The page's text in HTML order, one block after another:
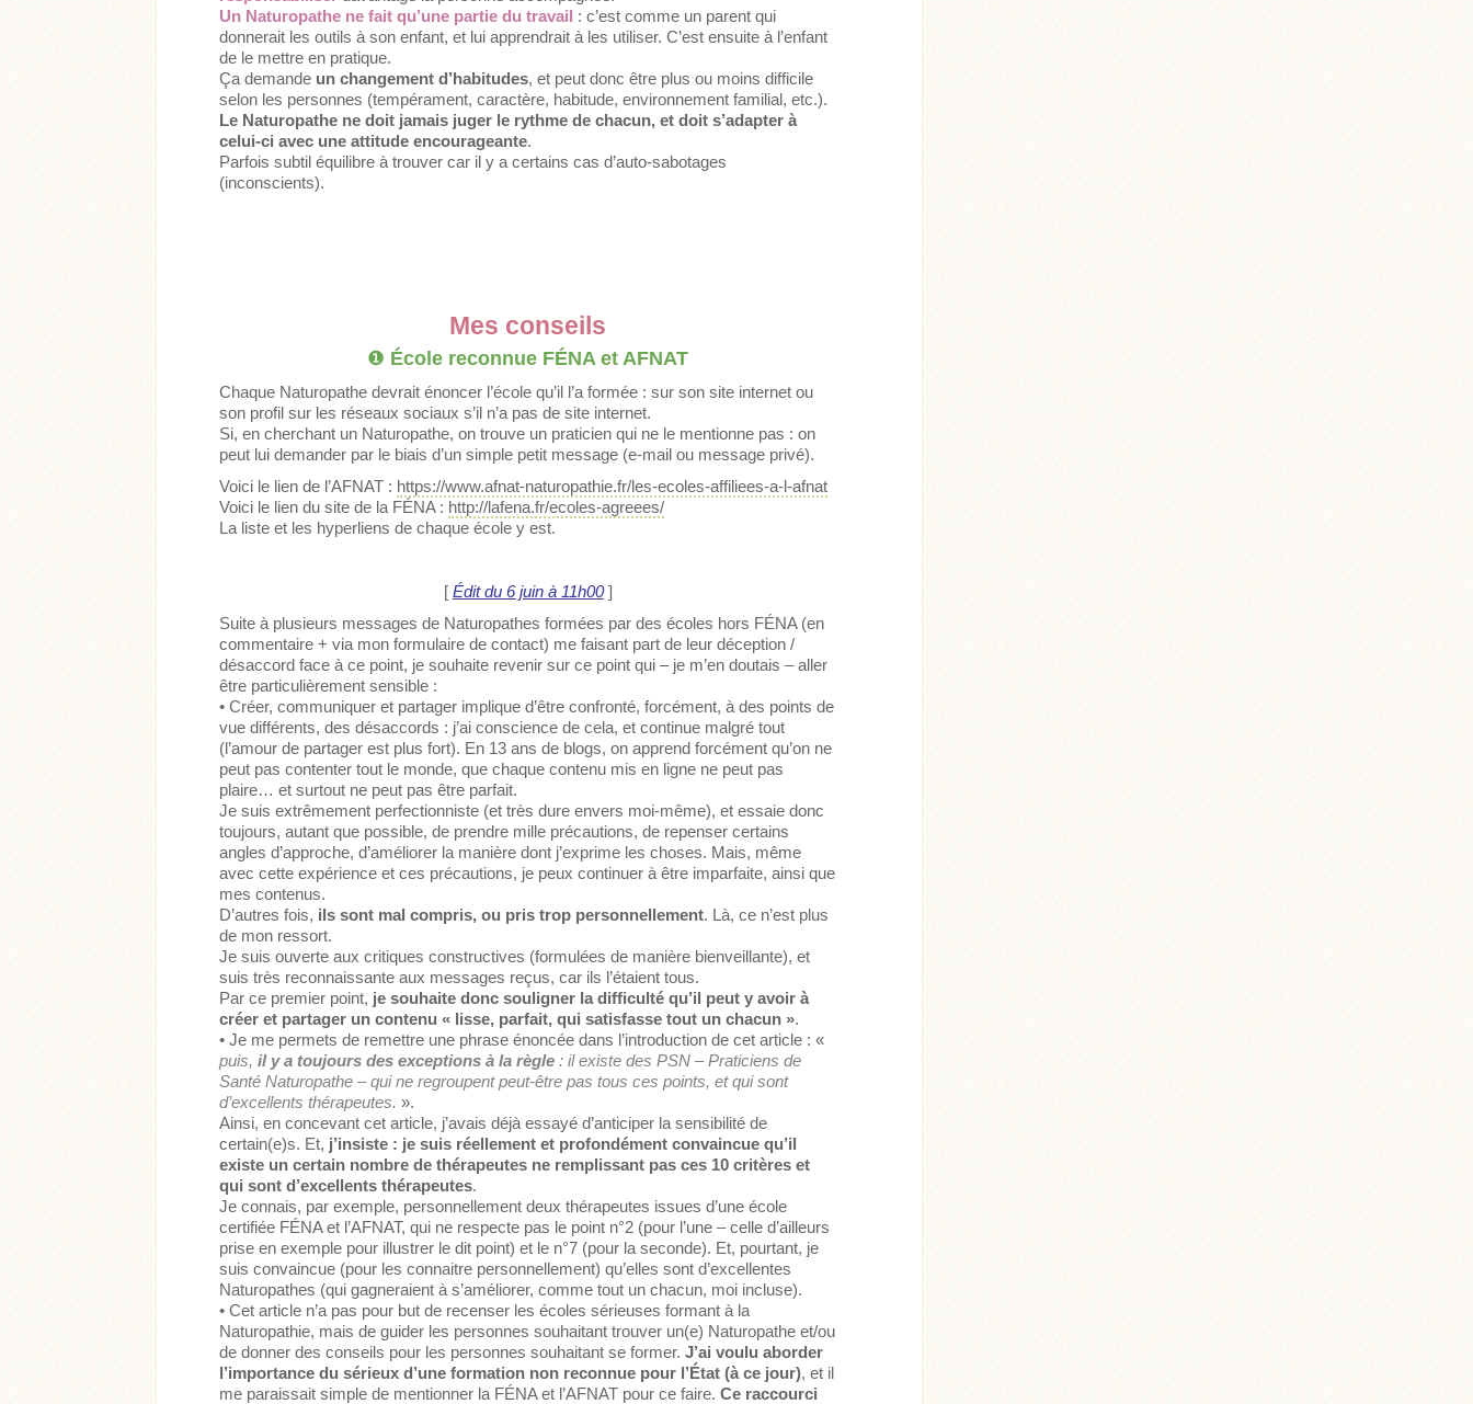
Un Naturopathe ne fait qu’une partie du travail : c’est comme un parent qui
donnerait les outils à son enfant, et lui apprendrait à les utiliser. C’est ensuite à l’enfant
de le mettre en pratique.
Ça demande un changement d’habitudes, et peut donc être plus ou moins difficile
selon les personnes (tempérament, caractère, habitude, environnement familial, etc.).
Le Naturopathe ne doit jamais juger le rythme de chacun, et doit s’adapter à
celui-ci avec une attitude encourageante.
Parfois subtil équilibre à trouver car il y a certains cas d’auto-sabotages
(inconscients).
Mes conseils
❶ École reconnue FÉNA et AFNAT
Chaque Naturopathe devrait énoncer l’école qu’il l’a formée : sur son site internet ou
son profil sur les réseaux sociaux s’il n’a pas de site internet.
Si, en cherchant un Naturopathe, on trouve un praticien qui ne le mentionne pas : on
peut lui demander par le biais d’un simple petit message (e-mail ou message privé).
Voici le lien de l’AFNAT : https://www.afnat-naturopathie.fr/les-ecoles-affiliees-a-l-afnat
Voici le lien du site de la FÉNA : http://lafena.fr/ecoles-agreees/
La liste et les hyperliens de chaque école y est.
[ Édit du 6 juin à 11h00]
Suite à plusieurs messages de Naturopathes formées par des écoles hors FÉNA (en
commentaire + via mon formulaire de contact) me faisant part de leur déception /
désaccord face à ce point, je souhaite revenir sur ce point qui – je m’en doutais – aller
être particulièrement sensible :
• Créer, communiquer et partager implique d’être confronté, forcément, à des points de
vue différents, des désaccords : j’ai conscience de cela, et continue malgré tout
(l’amour de partager est plus fort). En 13 ans de blogs, on apprend forcément qu’on ne
peut pas contenter tout le monde, que chaque contenu mis en ligne ne peut pas
plaire… et surtout ne peut pas être parfait.
Je suis extrêmement perfectionniste (et très dure envers moi-même), et essaie donc
toujours, autant que possible, de prendre mille précautions, de repenser certains
angles d’approche, d’améliorer la manière dont j’exprime les choses. Mais, même
avec cette expérience et ces précautions, je peux continuer à être imparfaite, ainsi que
mes contenus.
D’autres fois, ils sont mal compris, ou pris trop personnellement. Là, ce n’est plus
de mon ressort.
Je suis ouverte aux critiques constructives (formulées de manière bienveillante), et
suis très reconnaissante aux messages reçus, car ils l’étaient tous.
Par ce premier point, je souhaite donc souligner la difficulté qu’il peut y avoir à
créer et partager un contenu « lisse, parfait, qui satisfasse tout un chacun ».
• Je me permets de remettre une phrase énoncée dans l’introduction de cet article : «
puis,il y a toujours des exceptions à la règle : il existe des PSN – Praticiens de
Santé Naturopathe – qui ne regroupent peut-être pas tous ces points, et qui sont
d’excellents thérapeutes. ».
Ainsi, en concevant cet article, j’avais déjà essayé d’anticiper la sensibilité de
certain(e)s. Et, j’insiste : je suis réellement et profondément convaincue qu’il
existe un certain nombre de thérapeutes ne remplissant pas ces 10 critères et
qui sont d’excellents thérapeutes.
Je connais, par exemple, personnellement deux thérapeutes issues d’une école
certifiée FÉNA et l’AFNAT, qui ne respecte pas le point n°2 (pour l’une – celle d’ailleurs
prise en exemple pour illustrer le dit point) et le n°7 (pour la seconde). Et, pourtant, je
suis convaincue (pour les connaitre personnellement) qu’elles sont d’excellentes
Naturopathes (qui gagneraient à s’améliorer, comme tout un chacun, moi incluse).
• Cet article n’a pas pour but de recenser les écoles sérieuses formant à la
Naturopathie, mais de guider les personnes souhaitant trouver un(e) Naturopathe et/ou
de donner des conseils pour les personnes souhaitant se former.J’ai voulu aborder
l’importance du sérieux d’une formation non reconnue pour l’État (à ce jour), et il
me paraissait simple de mentionner la FÉNA et l’AFNAT pour ce faire.Ce raccourci